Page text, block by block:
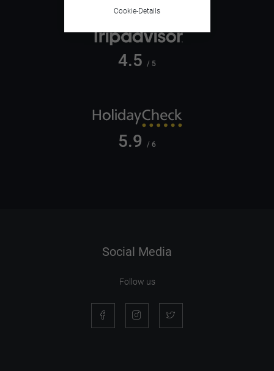
4.5 / 5
5.9 / 6
Social Media
Follow us
Cookie-Details